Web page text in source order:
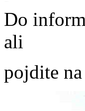
Do
ali
pojdite na